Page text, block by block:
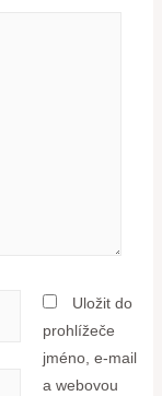
Uložit do
prohlížeče
jméno, e-mail
a webovou